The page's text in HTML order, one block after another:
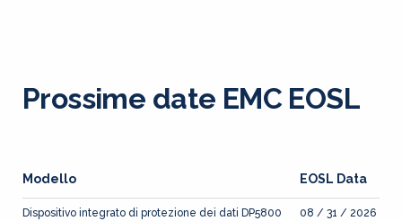
Prossime date EMC EOSL
Modello EOSL Data
Dispositivo integrato di protezione dei dati DP5800 08 / 31 / 2026